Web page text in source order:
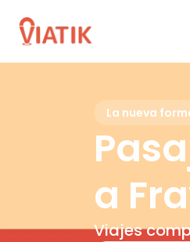
La nueva
a
Viajes